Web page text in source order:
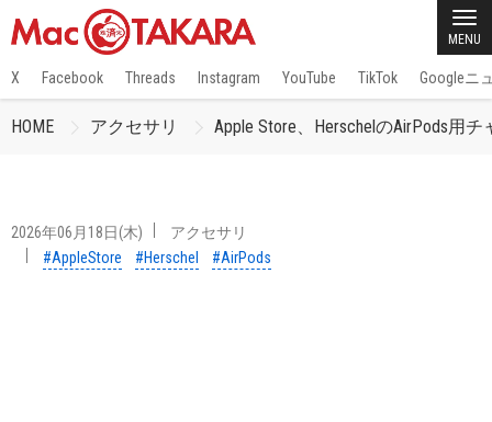
MENU
X Facebook Threads Instagram YouTube TikTok Googleニ
HOME アクセサリ Apple Store、HerschelのAirPods用
2026年06月18日(木)
アクセサリ
#AppleStore
#Herschel #AirPods